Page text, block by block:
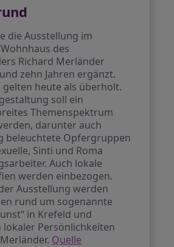
die Ausstellung im
des
Richard Merländer
zehn Jahren ergänzt.
gelten heute als überholt.
soll ein
Themenspektrum
darunter auch
beleuchtete Opfergruppen
Sinti und Roma
Auch lokale
werden einbezogen.
Ausstellung werden
rund um sogenannte
in Krefeld und
lokaler Persönlichkeiten
Quelle